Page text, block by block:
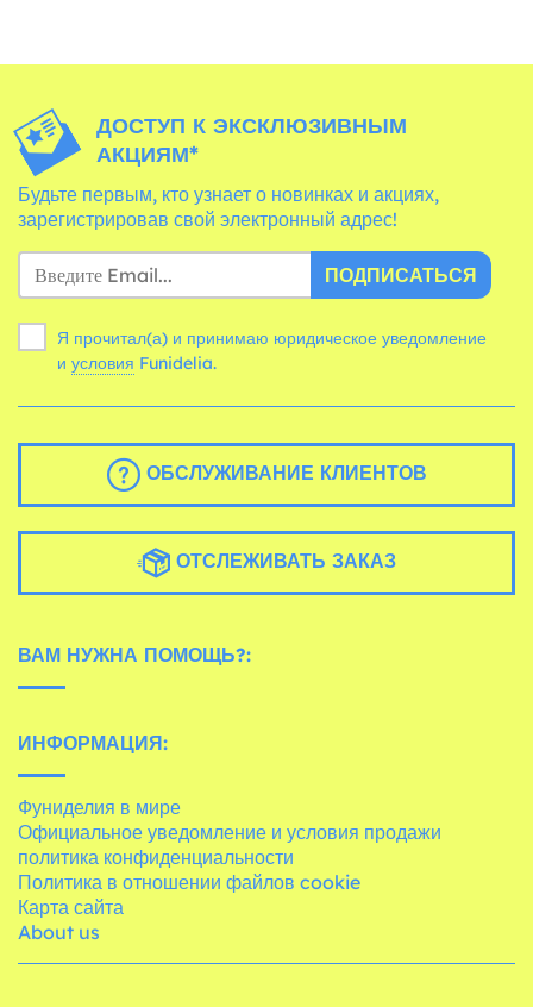
ДОСТУП К ЭКСКЛЮЗИВНЫМ
АКЦИЯМ*
Будьте первым, кто узнает о новинках и акциях,
зарегистрировав свой электронный адрес!
ПОДПИСАТЬСЯ
Я прочитал(а) и принимаю юридическое уведомление
и условия Funidelia.
ОБСЛУЖИВАНИЕ КЛИЕНТОВ
ОТСЛЕЖИВАТЬ ЗАКАЗ
ВАМ НУЖНА ПОМОЩЬ?:
ИНФОРМАЦИЯ:
Фуниделия в мире
Официальное уведомление и условия продажи
политика конфиденциальности
Политика в отношении файлов cookie
Карта сайта
About us